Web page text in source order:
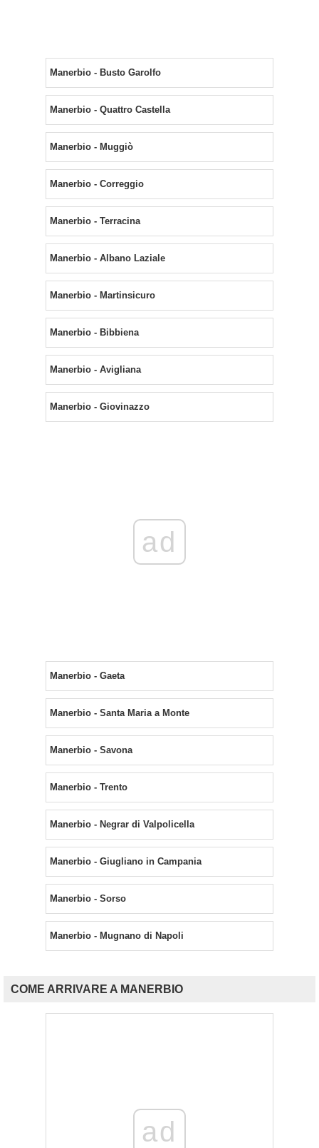
Manerbio - Busto Garolfo
Manerbio - Quattro Castella
Manerbio - Muggiò
Manerbio - Correggio
Manerbio - Terracina
Manerbio - Albano Laziale
Manerbio - Martinsicuro
Manerbio - Bibbiena
Manerbio - Avigliana
Manerbio - Giovinazzo
ad
Manerbio - Gaeta
Manerbio - Santa Maria a Monte
Manerbio - Savona
Manerbio - Trento
Manerbio - Negrar di Valpolicella
Manerbio - Giugliano in Campania
Manerbio - Sorso
Manerbio - Mugnano di Napoli
COME ARRIVARE A MANERBIO
ad